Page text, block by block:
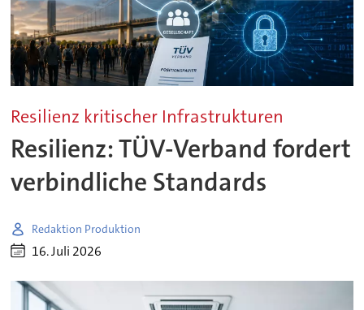
Resilienz kritischer Infrastrukturen
Resilienz: TÜV-Verband fordert
verbindliche Standards
Redaktion Produktion
16. Juli 2026